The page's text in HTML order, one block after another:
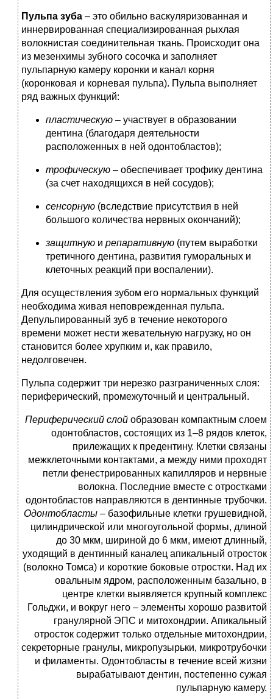
Пульпа зуба – это обильно васкуляризованная и
иннервированная специализированная рыхлая
волокнистая соединительная ткань. Происходит она
из мезенхимы зубного сосочка и заполняет
пульпарную камеру коронки и канал корня
(коронковая и корневая пульпа). Пульпа выполняет
ряд важных функций:
пластическую – участвует в образовании
дентина (благодаря деятельности
расположенных в ней одонтобластов);
трофическую – обеспечивает трофику дентина
(за счет находящихся в ней сосудов);
сенсорную (вследствие присутствия в ней
большого количества нервных окончаний);
защитную и репаративную (путем выработки
третичного дентина, развития гуморальных и
клеточных реакций при воспалении).
Для осуществления зубом его нормальных функций
необходима живая неповрежденная пульпа.
Депульпированный зуб в течение некоторого
времени может нести жевательную нагрузку, но он
становится более хрупким и, как правило,
недолговечен.
Пульпа содержит три нерезко разграниченных слоя:
периферический, промежуточный и центральный.
Периферический слой образован компактным слоем
одонтобластов, состоящих из 1–8 рядов клеток,
прилежащих к предентину. Клетки связаны
межклеточными контактами, а между ними проходят
петли фенестрированных капилляров и нервные
волокна. Последние вместе с отростками
одонтобластов направляются в дентинные трубочки.
Одонтобласты – базофильные клетки грушевидной,
цилиндрической или многоугольной формы, длиной
до 30 мкм, шириной до 6 мкм, имеют длинный,
уходящий в дентинный каналец апикальный отросток
(волокно Томса) и короткие боковые отростки. Над их
овальным ядром, расположенным базально, в
центре клетки выявляется крупный комплекс
Гольджи, и вокруг него – элементы хорошо развитой
гранулярной ЭПС и митохондрии. Апикальный
отросток содержит только отдельные митохондрии,
секреторные гранулы, микропузырьки, микротрубочки
и филаменты. Одонтобласты в течение всей жизни
вырабатывают дентин, постепенно сужая
пульпарную камеру.